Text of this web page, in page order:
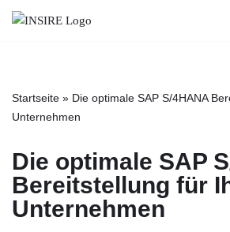
Startseite » Die optimale SAP S/4HANA
Unternehmen
Die optimale SAP
Bereitstellung für
Unternehmen